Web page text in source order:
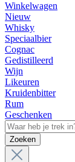
Winkelwagen
Nieuw
Whisky
Speciaalbier
Cognac
Gedistilleerd
Wijn
Likeuren
Kruidenbitter
Rum
Geschenken
Zoeken